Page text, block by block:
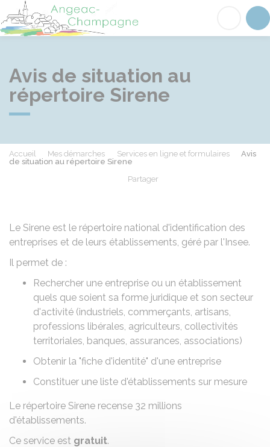
Angeac-Champagne
Avis de situation au
répertoire Sirene
Accueil Mes démarches Services en ligne et formulaires
Avis
de situation au répertoire Sirene
Partager
Le Sirene est le répertoire national d'identification des
entreprises et de leurs établissements, géré par l'Insee.
Il permet de :
Rechercher une entreprise ou un établissement
quels que soient sa forme juridique et son secteur
d'activité (industriels, commerçants, artisans,
professions libérales, agriculteurs, collectivités
territoriales, banques, assurances, associations)
Obtenir la "fiche d'identité" d'une entreprise
Constituer une liste d'établissements sur mesure
Le répertoire Sirene recense 32 millions
d'établissements.
Ce service est gratuit.